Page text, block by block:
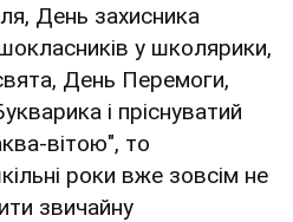
День захисника
у школярики,
День Перемоги,
і пріснуватий
вітою", то
роки вже зовсім не
звичайну